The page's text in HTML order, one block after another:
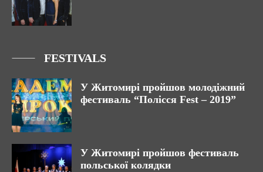
FESTIVALS
У Житомирі пройшов молодіжний
фестиваль “Полісся Fest – 2019”
У Житомирі пройшов фестиваль
польської колядки